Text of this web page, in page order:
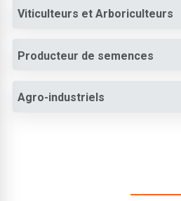
Viticulteurs et Arboriculteurs
Producteur de semences
Agro-industriels